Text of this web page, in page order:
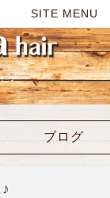
SITE MENU
♪
ブログ